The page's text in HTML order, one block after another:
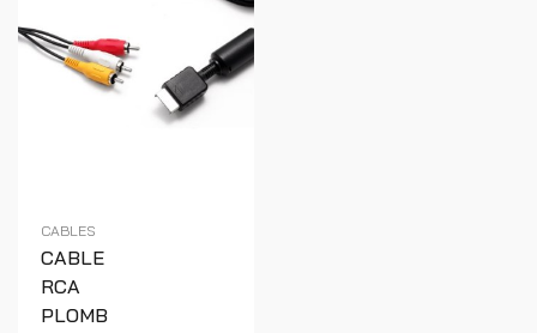
CABLES
CABLE
RCA
PLOMB